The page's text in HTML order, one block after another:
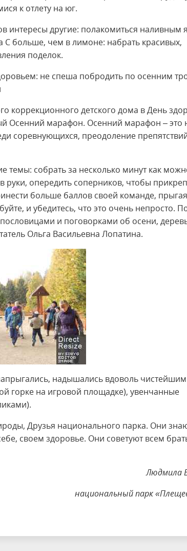
к отлету на юг.
интересы другие: полакомиться наливным
больше, чем в лимоне: набрать красивых,
поделок.
не спеша побродить по осенним
коррекционного детского дома в День
Осенний марафон. Осенний марафон – это
соревнующихся, преодоление
темы: собрать за несколько минут как
руки, опередить соперников, чтобы
больше баллов своей команде,
и убедитесь, что это очень непросто.
и поговорками об осени,
Ольга Васильевна Лопатина.
надышались вдоволь
горке на игровой площадке), увенчанные
Друзья национального парка. Они
своем здоровье. Они советуют всем
Людмила
национальный парк